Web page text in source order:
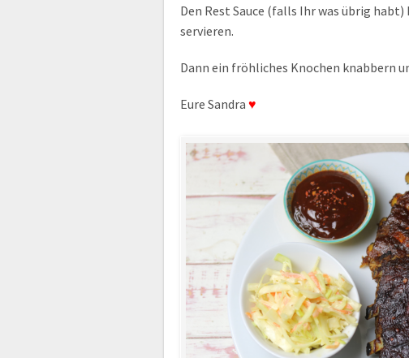
Den Rest Sauce (falls Ihr was übrig
servieren.
Dann ein fröhliches Knochen knabbern
Eure Sandra ♥